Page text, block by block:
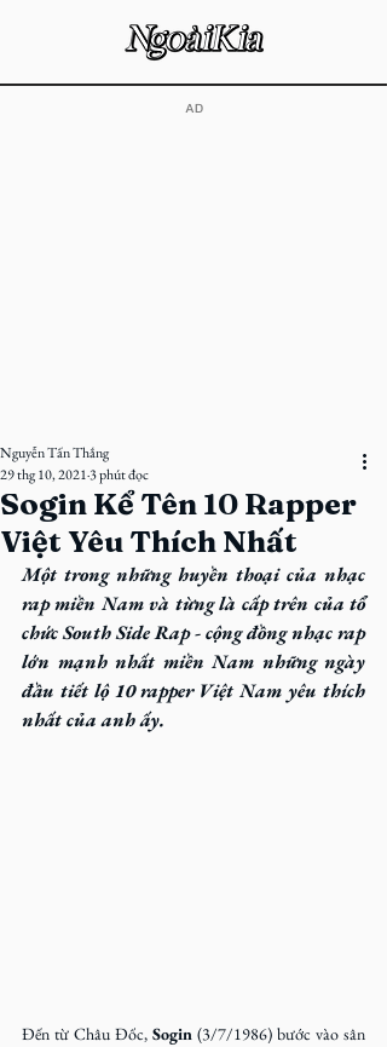
​AD
Sogin Kể Tên 10 Rapper
Việt Yêu Thích Nhất
Nguyễn Tấn Thắng
29 thg 10, 20213 phút đọc
Một trong những huyền thoại của nhạc
rap miền Nam và từng là cấp trên của tổ
chức South Side Rap - cộng đồng nhạc rap
lớn mạnh nhất miền Nam những ngày
đầu tiết lộ 10 rapper Việt Nam yêu thích
nhất của anh ấy.
Đến từ Châu Đốc, Sogin (3/7/1986) bước vào sân